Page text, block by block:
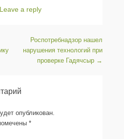
Leave a reply
Роспотребнадзор нашел
нарушения технологий при
проверке Гадячсыр →
опубликован.
*